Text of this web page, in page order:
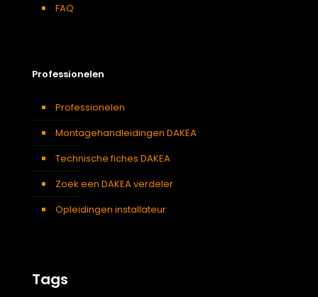
FAQ
Professionelen
Professionelen
Montagehandleidingen DAKEA
Technische fiches DAKEA
Zoek een DAKEA verdeler
Opleidingen installateur
Tags